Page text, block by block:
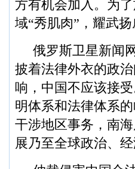
方有机会加入。为
域“秀肌肉”，耀武扬
俄罗斯卫星新闻
披着法律外衣的政
响，中国不应该接
明体系和法律体系
干涉地区事务，南
展乃至全球政治、